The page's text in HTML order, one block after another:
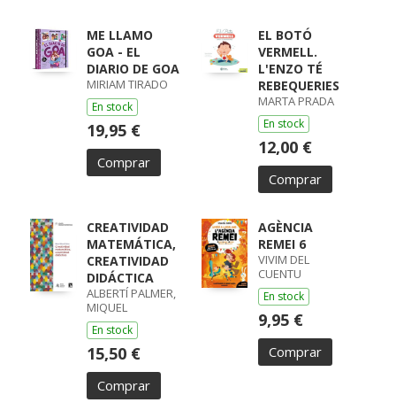
ME LLAMO
GOA - EL
DIARIO DE GOA
MIRIAM TIRADO
En stock
19,95 €
Comprar
EL BOTÓ
VERMELL.
L'ENZO TÉ
REBEQUERIES
MARTA PRADA
En stock
12,00 €
Comprar
CREATIVIDAD
MATEMÁTICA,
CREATIVIDAD
DIDÁCTICA
ALBERTÍ PALMER,
MIQUEL
En stock
15,50 €
Comprar
AGÈNCIA
REMEI 6
VIVIM DEL
CUENTU
En stock
9,95 €
Comprar